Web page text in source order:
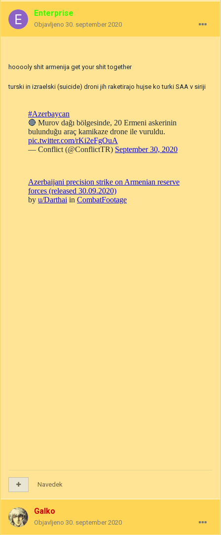
Enterprise
Objavljeno 30. september 2020
hooooly shit armenija get your shit together
turski in izraelski (suicide) droni jih raketirajo hujse ko turki SAA v siriji
Navedek
Galko
Objavljeno 30. september 2020